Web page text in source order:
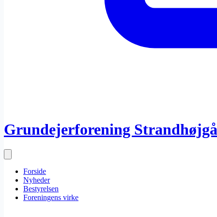
Grundejerforening
Forside
Nyheder
Bestyrelsen
Foreningens virke